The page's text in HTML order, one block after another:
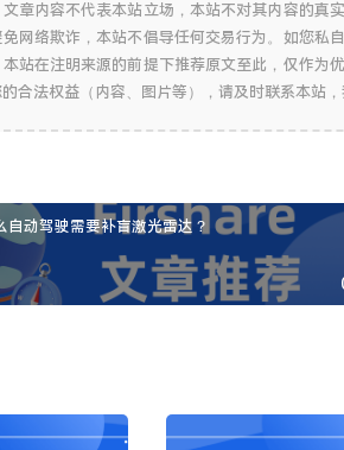
章内容不代表本站立场，本站不对其内容的真
网络欺诈，本站不倡导任何交易行为。如您私
站在注明来源的前提下推荐原文至此，仅作为
合法权益（内容、图片等），请及时联系本站，
自动驾驶需要补盲激光雷达？